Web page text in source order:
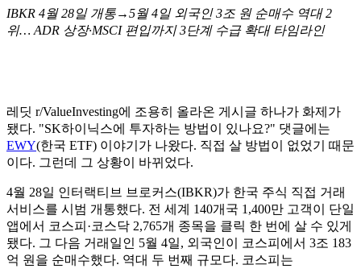
IBKR 4월 28일 개통→5월 4일 외국인 3조 원 순매수 역대 2
위… ADR 상장·MSCI 편입까지 3단계 수급 확대 타임라인
레딧 r/ValueInvesting에 조용히 올라온 게시글 하나가 화제가
됐다. "SK하이닉스에 투자하는 방법이 있나요?" 댓글에는
EWY(한국 ETF) 이야기가 나왔다. 직접 살 방법이 없었기 때문
이다. 그런데 그 상황이 바뀌었다.
4월 28일 인터랙티브 브로커스(IBKR)가 한국 주식 직접 거래
서비스를 시범 개통했다. 전 세계 140개국 1,400만 고객이 단일
앱에서 코스피·코스닥 2,765개 종목을 클릭 한 번에 살 수 있게
됐다. 그 다음 거래일인 5월 4일, 외국인이 코스피에서 3조 183
억 원을 순매수했다. 역대 두 번째 규모다. 코스피는